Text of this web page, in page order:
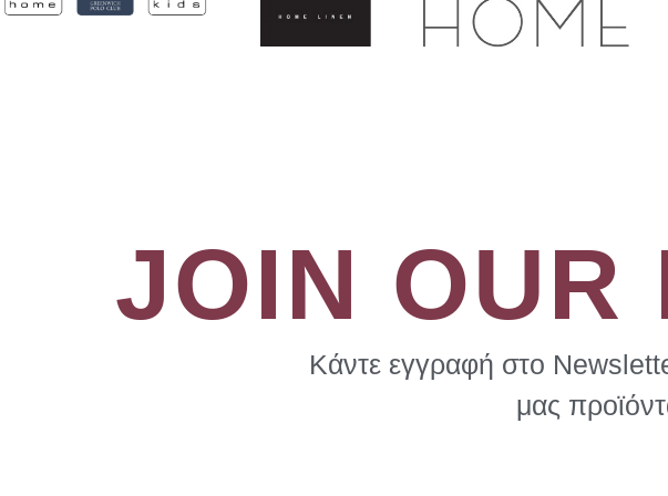
JOIN OUR
Κάντε εγγραφή στο
μας